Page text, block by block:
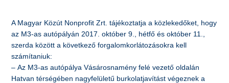
A Magyar Közút Nonprofit Zrt. tájékoztatja a közlekedőket, hogy
az M3-as autópályán 2017. október 9., hétfő és október 11.,
szerda között a következő forgalomkorlátozásokra kell
számítaniuk:
– Az M3-as autópálya Vásárosnamény felé vezető oldalán
Hatvan térségében nagyfelületű burkolatjavítást végeznek a